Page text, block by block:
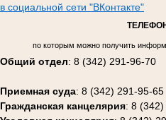
в социальной сети "ВКонтакте"
по которым можно получить
Общий отдел: 8 (342) 291-96-70
Приемная суда: 8 (342) 291-95-65
Гражданская канцелярия: 8